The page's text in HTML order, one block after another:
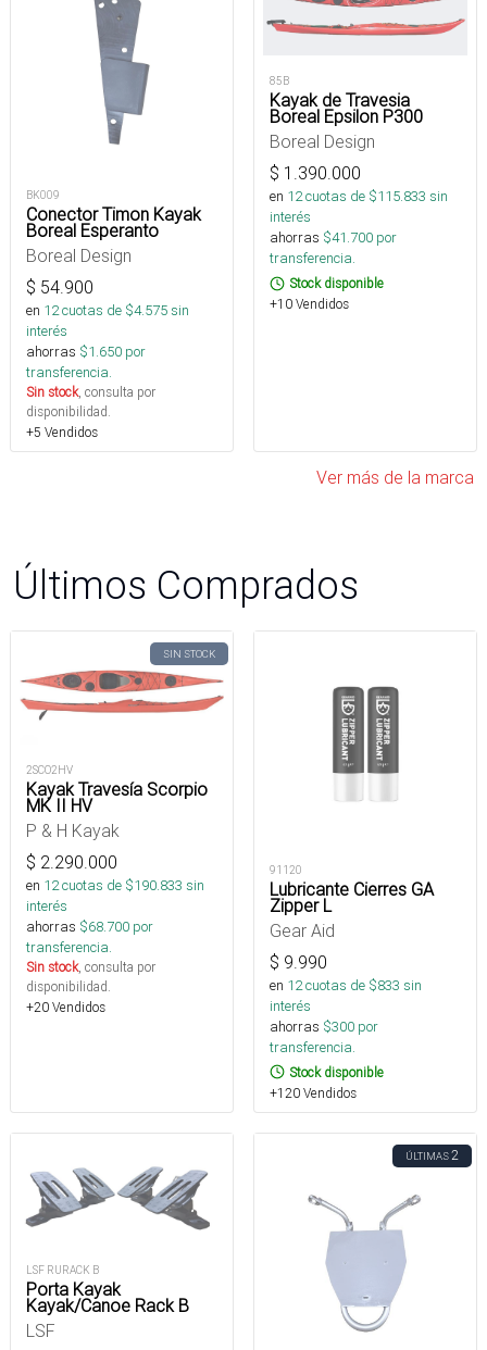
BK009
Conector Timon Kayak
Boreal Esperanto
Boreal Design
$ 54.900
en 12cuotas de $4.575sin
interés
ahorras $1.650 por
transferencia.
Sin stock, consulta por
disponibilidad.
+5 Vendidos
85B
Kayak de Travesia
Boreal Epsilon P300
Boreal Design
$ 1.390.000
en 12cuotas de $115.833 sin
interés
ahorras $41.700 por
transferencia.
Stock disponible
+10 Vendidos
Ver más de la marca
Últimos Comprados
SIN STOCK
2SCO2HV
Kayak Travesía Scorpio
MK II HV
P & H Kayak
$ 2.290.000
en 12cuotas de $190.833 sin
interés
ahorras $68.700 por
transferencia.
Sin stock, consulta por
disponibilidad.
+20 Vendidos
91120
Lubricante Cierres GA
Zipper L
Gear Aid
$ 9.990
en 12cuotas de $833 sin
interés
ahorras $300 por
transferencia.
Stock disponible
+120 Vendidos
LSF RURACK B
Porta Kayak
Kayak/Canoe Rack B
LSF
ÚLTIMAS2